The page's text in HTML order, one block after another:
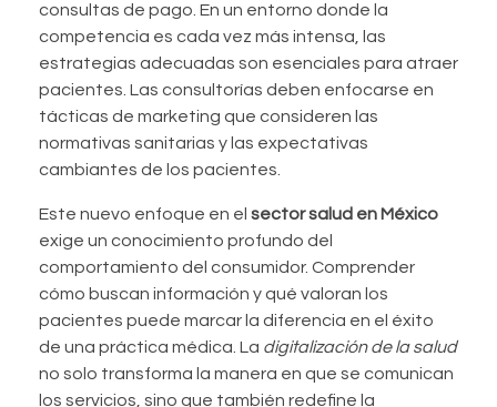
consultas de pago. En un entorno donde la
competencia es cada vez más intensa, las
estrategias adecuadas son esenciales para atraer
pacientes. Las consultorías deben enfocarse en
tácticas de marketing que consideren las
normativas sanitarias y las expectativas
cambiantes de los pacientes.
Este nuevo enfoque en el sector salud en México
exige un conocimiento profundo del
comportamiento del consumidor. Comprender
cómo buscan información y qué valoran los
pacientes puede marcar la diferencia en el éxito
de una práctica médica. La digitalización de la salud
no solo transforma la manera en que se comunican
los servicios, sino que también redefine la